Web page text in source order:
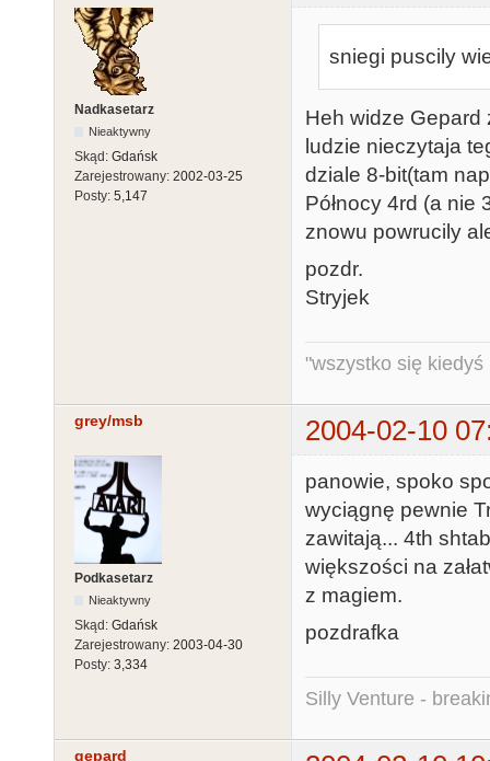
Nadkasetarz
Nieaktywny
Skąd: Gdańsk
Zarejestrowany: 2002-03-25
Posty: 5,147
sniegi puscily
Heh widze Gepard
ludzie nieczytaja
dziale 8-bit(tam
Północy 4rd (a nie
znowu powrucily
pozdr.
Stryjek
"wszystko się kiedyś
grey/msb 2004-02-10
Podkasetarz
Nieaktywny
Skąd: Gdańsk
Zarejestrowany: 2003-04-30
Posty: 3,334
panowie, spoko
wyciągnę pewnie
zawitają... 4th
większości na
z magiem.
pozdrafka
Silly Venture -
gepard